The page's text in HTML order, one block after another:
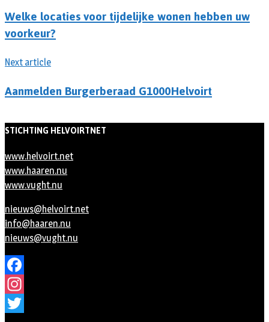
Welke locaties voor tijdelijke wonen hebben uw
voorkeur?
Next article
Aanmelden Burgerberaad G1000Helvoirt
STICHTING HELVOIRTNET
www.helvoirt.net
www.haaren.nu
www.vught.nu
nieuws@helvoirt.net
info@haaren.nu
nieuws@vught.nu
Facebook
Instagram